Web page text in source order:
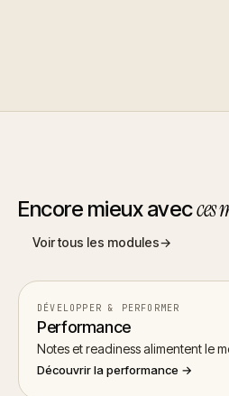
Encore mieux avecces
Voir tous les modules→
DÉVELOPPER & PERFORMER
Performance
Notes et readiness alimentent le
Découvrir la performance →